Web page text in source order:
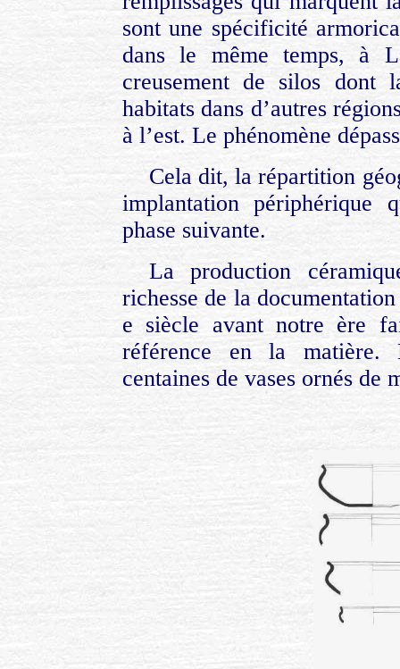
sont une spécificité
dans le même temps, à
creusement de silos dont
habitats dans d’autres
à l’est. Le phénomène
Cela dit, la répartition
implantation périphérique
phase suivante.
La production
richesse de la
e siècle avant notre ère
référence en la matière.
centaines de vases ornés de